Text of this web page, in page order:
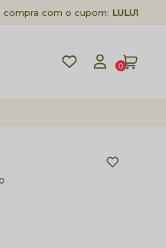
com o cupom: LULU10
0